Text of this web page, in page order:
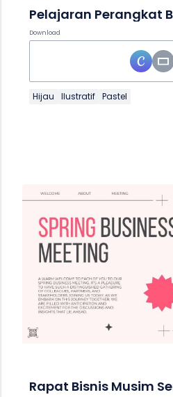
Download
Hijau Ilustratif Pastel